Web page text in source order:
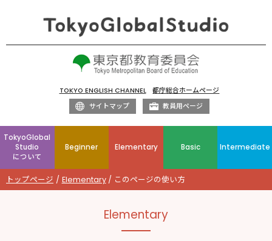
TOKYO ENGLISH CHANNEL
都庁総合ホームページ
サイトマップ
教員用ページ
TokyoGlobal
Studio
について
Beginner Elementary Basic Intermediate
トップページ Elementary このページの使い方
Elementary